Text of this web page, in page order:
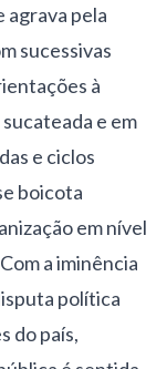
agrava pela
sucessivas
à
e em
e ciclos
boicota
em nível
a iminência
política
do país,